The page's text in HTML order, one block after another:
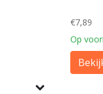
€7,89
Op